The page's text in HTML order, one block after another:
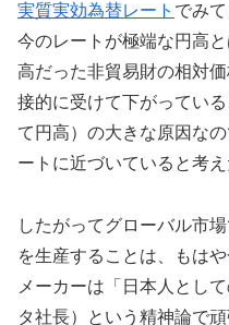
実質実効為替レート でみ
今のレートが極端な円高
高だった非貿易財の相対
接的に受けて下がってい
て円高）の大きな原因な
ートに近づいていると考
したがってグローバル市
を生産することは、もは
メーカーは「日本人とし
タ社長）という精神論で